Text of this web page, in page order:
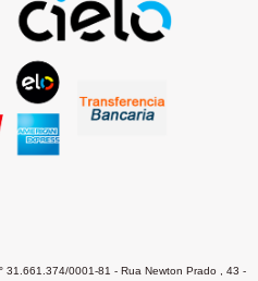
31.661.374/0001-81 - Rua Newton Prado , 43 -